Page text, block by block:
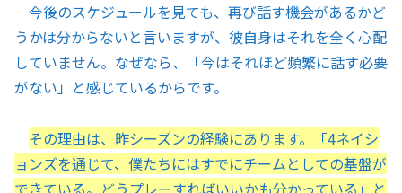
今後のスケジュールを見ても、再び話す機会があるかど
うかは分からないと言いますが、彼自身はそれを全く心配
していません。なぜなら、「今はそれほど頻繁に話す必要
がない」と感じているからです。
その理由は、昨シーズンの経験にあります。「4ネイシ
ョンズを通じて、僕たちにはすでにチームとしての基盤が